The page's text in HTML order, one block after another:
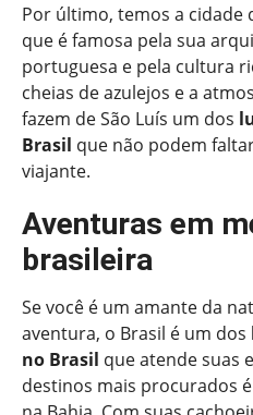
Por último, temos a cidade
que é famosa pela sua
portuguesa e pela cultura
cheias de azulejos e a
fazem de São Luís um dos
Brasil que não podem
viajante.
Aventuras em
brasileira
Se você é um amante da
aventura, o Brasil é um dos
no Brasil que atende suas
destinos mais procurados